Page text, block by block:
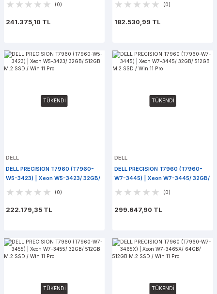
SSD / Win 11 Pro
(0)
241.375,10 TL
(0)
182.530,99 TL
TÜKENDİ
DELL
DELL PRECISION T7960 (T7960-
W5-3423) | Xeon W5-3423/ 32GB/
(0)
222.179,35 TL
TÜKENDİ
DELL
DELL PRECISION T7960 (T7960-
W7-3445) | Xeon W7-3445/ 32GB/
(0)
299.647,90 TL
TÜKENDİ TÜKENDİ